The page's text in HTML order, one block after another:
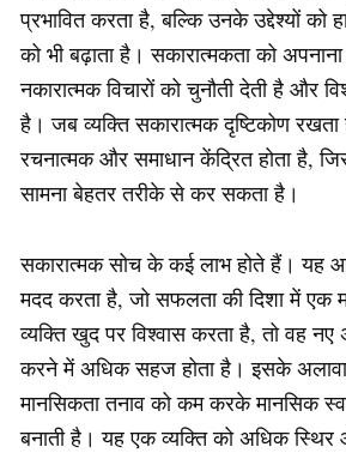
प्रभावित करता है, बल्कि उनके उद्देश्यों को
को भी बढ़ाता है। सकारात्मकता को
नकारात्मक विचारों को चुनौती देती है और
है। जब व्यक्ति सकारात्मक दृष्टिकोण
रचनात्मक और समाधान केंद्रित होता है,
सामना बेहतर तरीके से कर सकता है।
सकारात्मक सोच के कई लाभ होते हैं। यह
मदद करता है, जो सफलता की दिशा में एक
व्यक्ति खुद पर विश्वास करता है, तो वह नए
करने में अधिक सहज होता है। इसके
मानसिकता तनाव को कम करके मानसिक
बनाती है। यह एक व्यक्ति को अधिक स्थिर